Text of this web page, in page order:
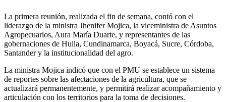
La primera reunión, realizada el fin de semana, contó con el
liderazgo de la ministra Jhenifer Mojica, la viceministra de Asuntos
Agropecuarios, Aura María Duarte, y representantes de las
gobernaciones de Huila, Cundinamarca, Boyacá, Sucre, Córdoba,
Santander y la institucionalidad del agro.
La ministra Mojica indicó que con el PMU se establece un sistema
de reportes sobre las afectaciones de la agricultura, que se
actualizará permanentemente, y permitirá realizar acompañamiento y
articulación con los territorios para la toma de decisiones.